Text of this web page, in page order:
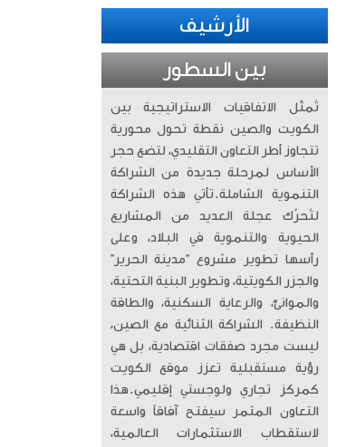
الأرشيف
بين السطور
تُمثّل الاتفاقيات الاستراتيجية بين
الكويت والصين نقطة تحول محورية
تتجاوز أطر التعاون التقليدي، لتضع حجر
الأساس لمرحلة جديدة من الشراكة
التنموية الشاملة. ​تأتي هذه الشراكة
لتُحرّك عجلة العديد من المشاريع
الحيوية والتنموية في البلاد، وعلى
رأسها تطوير مشروع “مدينة الحرير”
والجزر الكويتية، وتطوير البنية التحتية،
والموانئ، والرعاية السكنية، والطاقة
النظيفة. الشراكة الثنائية مع الصين،
ليست مجرد صفقات اقتصادية، بل هي
رؤية مستقبلية تعزز موقع الكويت
كمركز تجاري ولوجستي إقليمي. ​هذا
التعاون المثمر سيفتح آفاقاً واسعة
لاستقطاب الاستثمارات العالمية،